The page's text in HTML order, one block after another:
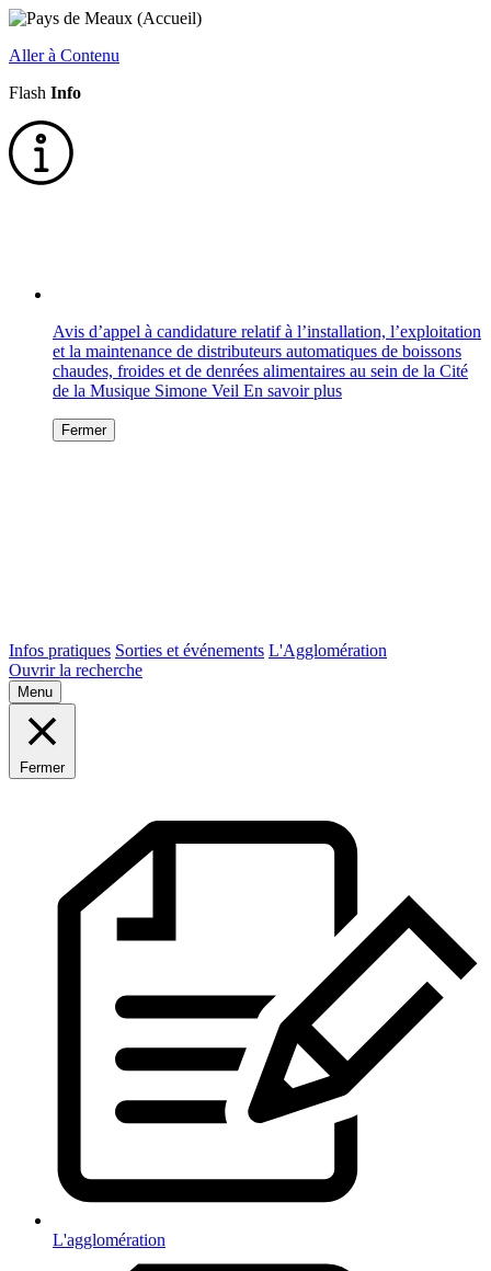
Aller à Contenu
Flash Info
Avis d’appel à candidature relatif à l’installation, l’exploitation
et la maintenance de distributeurs automatiques de boissons
chaudes, froides et de denrées alimentaires au sein de la Cité
de la Musique Simone Veil En savoir plus
Fermer
Infos pratiques Sorties et événements L'Agglomération
Ouvrir la recherche
Menu
Fermer
L'agglomération